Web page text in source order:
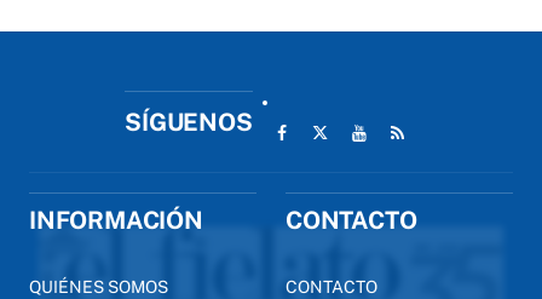
SÍGUENOS
INFORMACIÓN
QUIÉNES SOMOS
CONTACTO
CONTACTO